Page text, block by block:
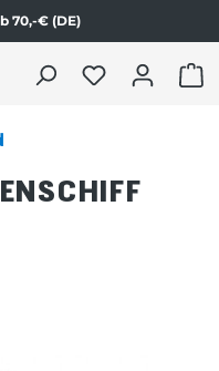
70,-€ (DE)